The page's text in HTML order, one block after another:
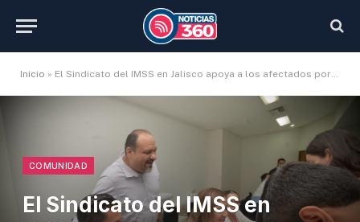
Inicio » El Sindicato del IMSS en Jalisco apoya a los afectados por «Otis».
COMUNIDAD
El Sindicato del IMSS en